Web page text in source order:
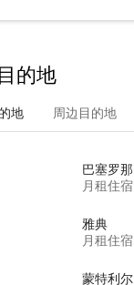
的地
地 周边目的地
巴塞罗那
月租住宿
雅典
月租住宿
蒙特利尔